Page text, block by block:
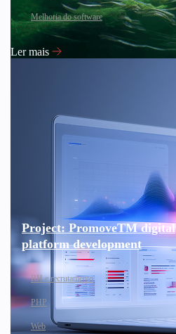
Melhoria do software
Ler mais
Project: PromoveTM digital
platform development
RH e recrutamento
PHP
Web